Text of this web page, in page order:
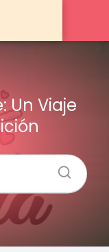
Un Viaje